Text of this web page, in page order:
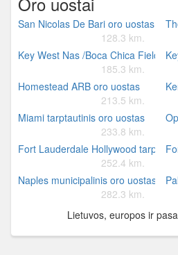
San Nicolas De Bari oro uostas
128.3 km.
Key West Nas /Boca Chica Field/
185.3 km.
Homestead ARB oro uostas
213.5 km.
Miami tarptautinis oro uostas
233.8 km.
Fort Lauderdale Hollywood
252.4 km.
Naples municipalinis oro uostas
282.3 km.
Lietuvos, europos ir